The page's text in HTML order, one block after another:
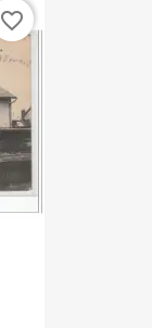
favorite_border